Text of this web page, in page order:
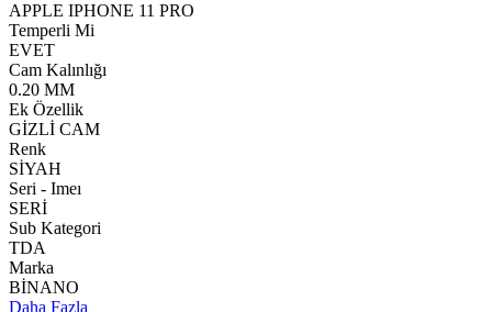
APPLE IPHONE 11 PRO
Temperli Mi
EVET
Cam Kalınlığı
0.20 MM
Ek Özellik
GİZLİ CAM
Renk
SİYAH
Seri - Imeı
SERİ
Sub Kategori
TDA
Marka
BİNANO
Daha Fazla